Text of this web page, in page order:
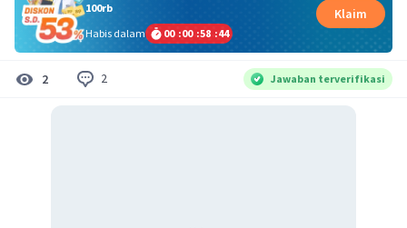
100rb
Habis dalam
00 :00 :58 :44
Klaim
2 2 Jawaban terverifikasi